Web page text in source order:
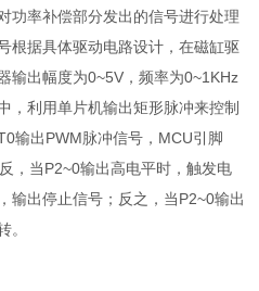
功率补偿部分发出的信号进行处理
根据具体驱动电路设计，在磁缸驱
输出幅度为0~5V，频率为0~1KHz
，利用单片机输出矩形脉冲来控制
输出PWM脉冲信号，MCU引脚
，当P2~0输出高电平时，触发电
输出停止信号；反之，当P2~0输出
。